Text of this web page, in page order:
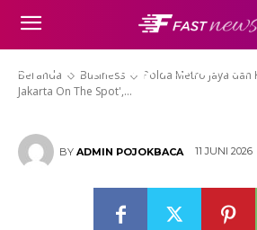
Beranda Business
Polda Metro Jaya dan
Jakarta On The Spot',...
Polda Metro Jaya
Jaya Gelar ‘Jaga
Spot’, Serap
BY ADMIN POJOKBACA 11 JUNI 2026